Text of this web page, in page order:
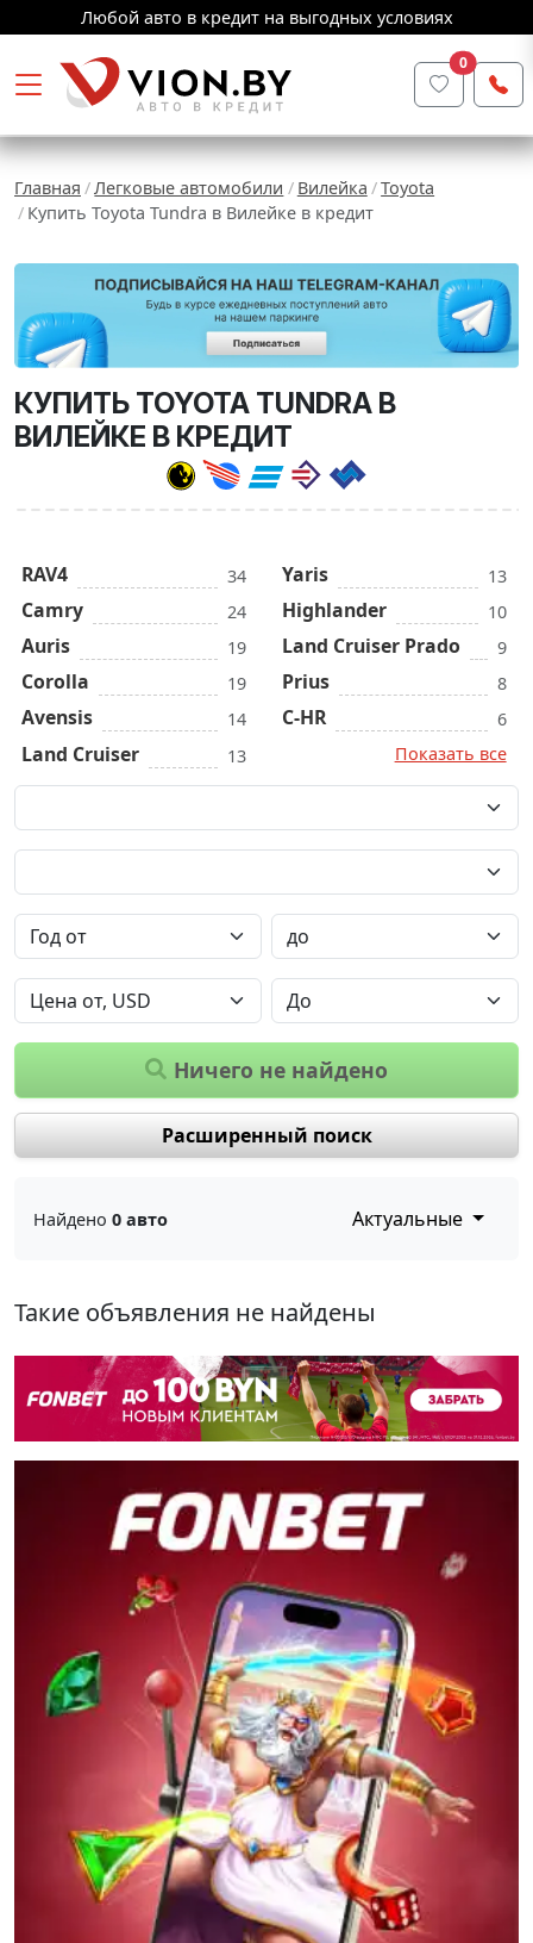
Любой авто в кредит на выгодных условиях
0
Главная Легковые автомобили Вилейка
Toyota
Купить Toyota Tundra в Вилейке в кредит
КУПИТЬ TOYOTA TUNDRA В
ВИЛЕЙКЕ В КРЕДИТ
RAV4 34
Camry 24
Auris 19
Corolla 19
Avensis 14
Land Cruiser 13
Yaris 13
Highlander 10
Land Cruiser Prado 9
Prius 8
C-HR
6
Показать все
Ничего не найдено
Расширенный поиск
Найдено 0 авто Актуальные
Такие объявления не найдены